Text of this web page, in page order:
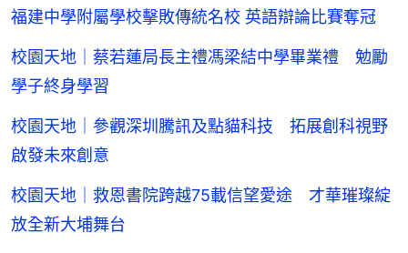
福建中學附屬學校擊敗傳統名校 英語辯論比賽奪冠
校園天地｜蔡若蓮局長主禮馮梁結中學畢業禮 勉勵
學子終身學習
校園天地｜參觀深圳騰訊及點貓科技 拓展創科視野
啟發未來創意
校園天地｜救恩書院跨越75載信望愛途 才華璀璨綻
放全新大埔舞台